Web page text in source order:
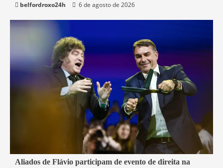
Mundo
belfordroxo24h
6 de agosto de 2026
2 min read
Aliados de Flávio participam de evento de direita na